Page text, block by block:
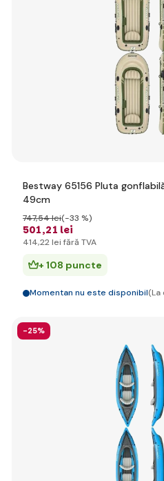
Bestway 65156 Pluta
49cm
501,21 lei
747,54 lei(-33 %)
414,22 lei fără TVA
+ 108 puncte
Momentan nu este disponibil(La
-25%